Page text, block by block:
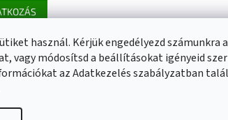
használ. Kérjük engedélyezd számunkra a
vagy módosítsd a beállításokat igényeid
az Adatkezelés szabályzatban
Elérhetőségeink Impresszum Üzleti feltételek